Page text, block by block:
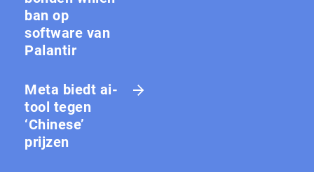
ban op
software van
Palantir
Meta biedt ai-
tool tegen
‘Chinese’
prijzen